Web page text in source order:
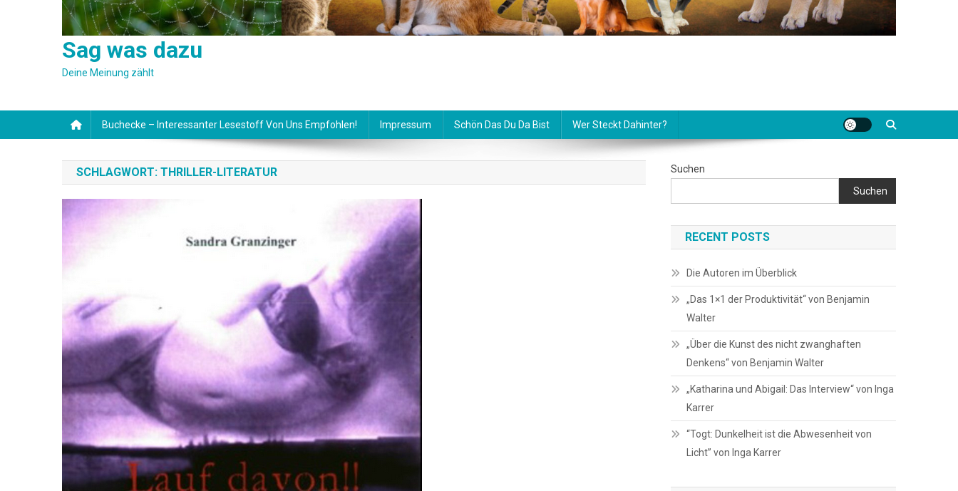
Sag was dazu
Deine Meinung zählt
Buchecke – Interessanter Lesestoff Von Uns Empfohlen! Impressum Schön Das Du Da Bist Wer Steckt Dahinter?
SCHLAGWORT: THRILLER-LITERATUR
Suchen
Suchen
RECENT POSTS
Die Autoren im Überblick
„Das 1×1 der Produktivität“ von Benjamin
Walter
„Über die Kunst des nicht zwanghaften
Denkens“ von Benjamin Walter
„Katharina und Abigail: Das Interview“ von Inga
Karrer
“Togt: Dunkelheit ist die Abwesenheit von
Licht” von Inga Karrer